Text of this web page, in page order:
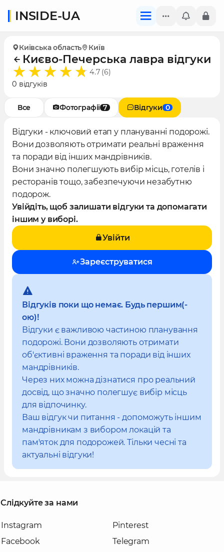
INSIDE-UA
Київська область Київ
Києво-Печерська лавра відгуки
4.7 (6)
0 відгуків
Все Фотографії 7 Відгуки 0
Відгуків поки що немає. Будь першим(-
ою)!
Відгуки є важливою частиною планування
подорожі. Вони дозволяють отримати
об'єктивні враження та поради від інших
мандрівників.
Через них можна дізнатися про реальний
досвід, що значно полегшує вибір місць
для відпочинку.
Ваш відгук чи питання - допоможуть іншим
мандрівникам з вибором локацій та
пам'яток для подорожей. Тільки чесні та
актуальні відгуки!
Відгуки - ключовий етап у плануванні подорожі.
Вони дозволяють отримати реальні враження
та поради від інших мандрівників.
Вони значно полегшують вибір місць, готелів і
ресторанів тощо, забезпечуючи незабутню
подорож.
Увійдіть, щоб залишати відгуки та допомагати
іншим у виборі.
Увійти
Зареєструватися
Слідкуйте за нами
Instagram
Facebook
Pinterest
Telegram